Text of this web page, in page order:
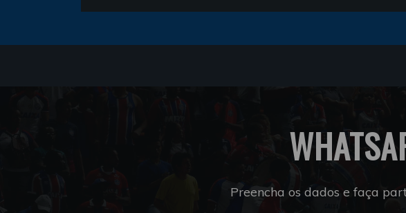
Preencha os dados e faça